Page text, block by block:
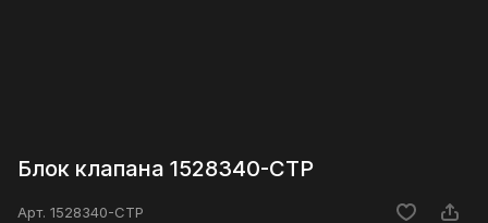
Блок клапана 1528340-CTP
Арт. 1528340-CTP